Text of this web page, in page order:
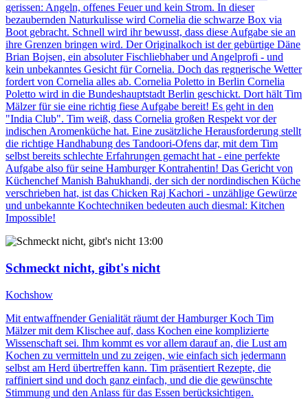
gerissen: Angeln, offenes Feuer und kein Strom. In dieser
bezaubernden Naturkulisse wird Cornelia die schwarze Box via
Boot gebracht. Schnell wird ihr bewusst, dass diese Aufgabe sie an
ihre Grenzen bringen wird. Der Originalkoch ist der gebürtige Däne
Brian Bojsen, ein absoluter Fischliebhaber und Angelprofi - und
kein unbekanntes Gesicht für Cornelia. Doch das regnerische Wetter
fordert von Cornelia alles ab. Cornelia Poletto in Berlin Cornelia
Poletto wird in die Bundeshauptstadt Berlin geschickt. Dort hält Tim
Mälzer für sie eine richtig fiese Aufgabe bereit! Es geht in den
"India Club". Tim weiß, dass Cornelia großen Respekt vor der
indischen Aromenküche hat. Eine zusätzliche Herausforderung stellt
die richtige Handhabung des Tandoori-Ofens dar, mit dem Tim
selbst bereits schlechte Erfahrungen gemacht hat - eine perfekte
Aufgabe also für seine Hamburger Kontrahentin! Das Gericht von
Küchenchef Manish Bahukhandi, der sich der nordindischen Küche
verschrieben hat, ist das Chicken Raj Kachori - unzählige Gewürze
und unbekannte Kochtechniken bedeuten auch diesmal: Kitchen
Impossible!
13:00
Schmeckt nicht, gibt's nicht
Kochshow
Mit entwaffnender Genialität räumt der Hamburger Koch Tim
Mälzer mit dem Klischee auf, dass Kochen eine komplizierte
Wissenschaft sei. Ihm kommt es vor allem darauf an, die Lust am
Kochen zu vermitteln und zu zeigen, wie einfach sich jedermann
selbst am Herd übertreffen kann. Tim präsentiert Rezepte, die
raffiniert sind und doch ganz einfach, und die die gewünschte
Stimmung und den Anlass für das Essen berücksichtigen.